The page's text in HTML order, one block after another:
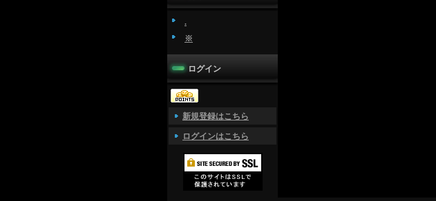
.
※
ログイン
新規登録はこちら
ログインはこちら